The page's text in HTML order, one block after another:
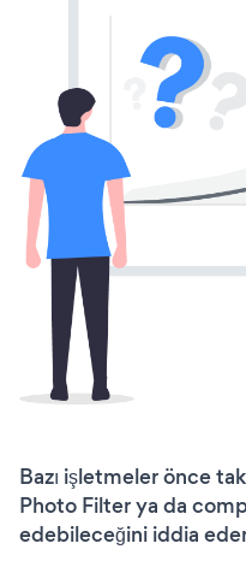
Bazı işletmeler önce
Photo Filter ya da
edebileceğini iddia